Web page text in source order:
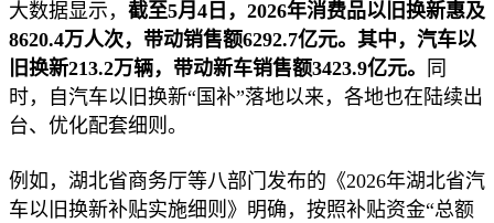
大数据显示， 截至5月4日，2026年消费品以旧换新惠及
8620.4万人次，带动销售额6292.7亿元。其中，汽车以
旧换新213.2万辆，带动新车销售额3423.9亿元。
同
时，自汽车以旧换新“国补”落地以来，各地也在陆续出
台、优化配套细则。
例如，湖北省商务厅等八部门发布的《2026年湖北省汽
车以旧换新补贴实施细则》明确，按照补贴资金“总额